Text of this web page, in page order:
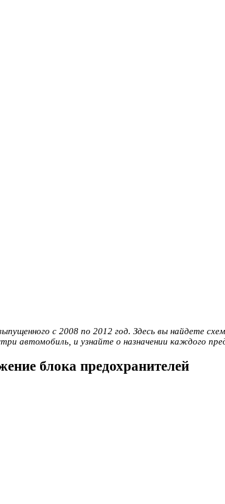
с 2008 по 2012 год. Здесь вы найдете
автомобиль, и узнайте о назначении каждого
блока предохранителей